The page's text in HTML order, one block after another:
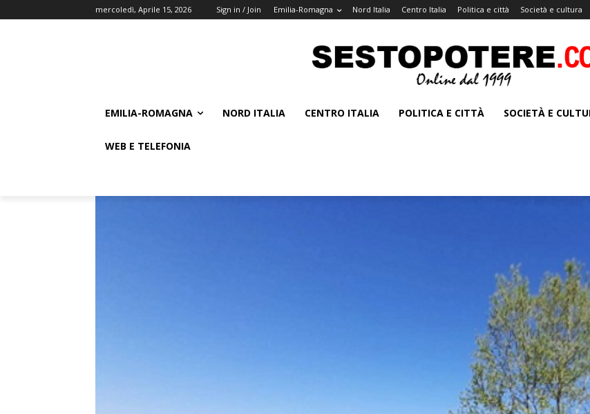
mercoledì, Aprile 15, 2026 Sign in / Join Emilia-Romagna Nord Italia Centro Italia Politica e città Società e cultura
EMILIA-ROMAGNA NORD ITALIA CENTRO ITALIA POLITICA E CITTÀ SOCIETÀ E
WEB E TELEFONIA